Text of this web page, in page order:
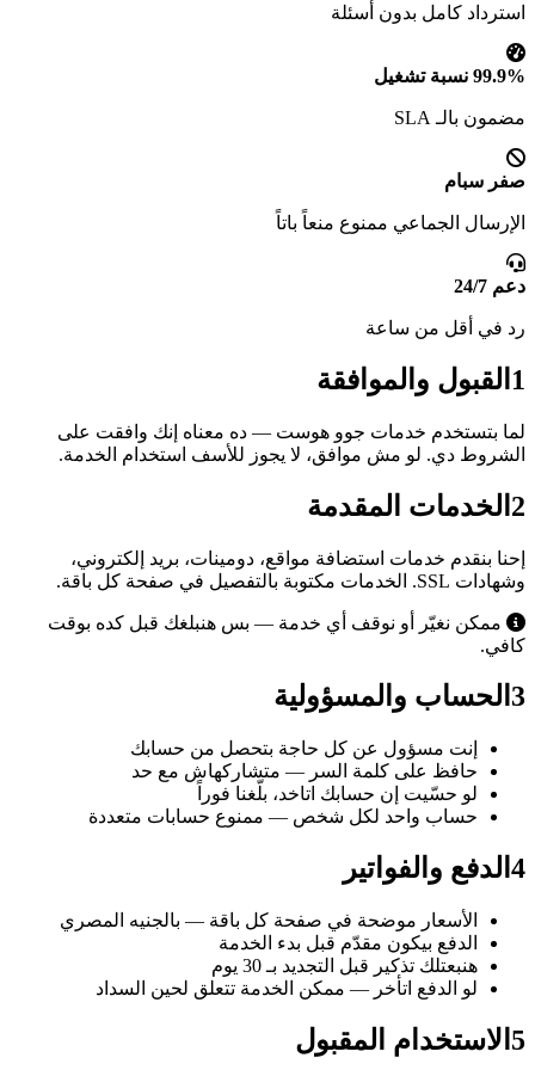
استرداد كامل بدون أسئلة
99.9% نسبة تشغيل
مضمون بالـ SLA
صفر سبام
الإرسال الجماعي ممنوع منعاً باتاً
دعم 24/7
رد في أقل من ساعة
1 القبول والموافقة
لما بتستخدم خدمات جوو هوست — ده معناه إنك وافقت على
الشروط دي. لو مش موافق، لا يجوز للأسف استخدام الخدمة.
2 الخدمات المقدمة
إحنا بنقدم خدمات استضافة مواقع، دومينات، بريد إلكتروني،
وشهادات SSL. الخدمات مكتوبة بالتفصيل في صفحة كل باقة.
ممكن نغيّر أو نوقف أي خدمة — بس هنبلغك قبل كده بوقت
كافي.
3 الحساب والمسؤولية
إنت مسؤول عن كل حاجة بتحصل من حسابك
حافظ على كلمة السر — متشاركهاش مع حد
لو حسّيت إن حسابك اتاخد، بلّغنا فوراً
حساب واحد لكل شخص — ممنوع حسابات متعددة
4 الدفع والفواتير
الأسعار موضحة في صفحة كل باقة — بالجنيه المصري
الدفع بيكون مقدّم قبل بدء الخدمة
هنبعتلك تذكير قبل التجديد بـ 30 يوم
لو الدفع اتأخر — ممكن الخدمة تتعلق لحين السداد
5 الاستخدام المقبول